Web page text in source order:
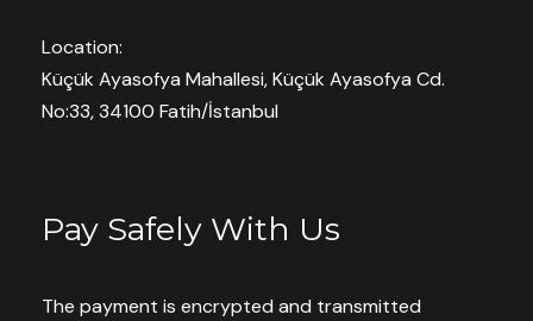
Турецкая фольклорная команда
Кавказские танцы
Турецкое шоу группы танца живота
Танцы живота – завершение
Location:
Küçük Ayasofya Mahallesi, Küçük Ayasofya Cd.
No:33, 34100 Fatih/İstanbul
Pay Safely With Us
The payment is encrypted and transmitted